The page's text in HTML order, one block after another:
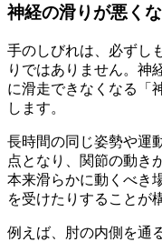
神経の滑りが悪く
手のしびれは、必ずし
りではありません。神
に滑走できなくなる「
します。
長時間の同じ姿勢や運
点となり、関節の動き
本来滑らかに動くべき
を受けたりすることが
例えば、肘の内側を通